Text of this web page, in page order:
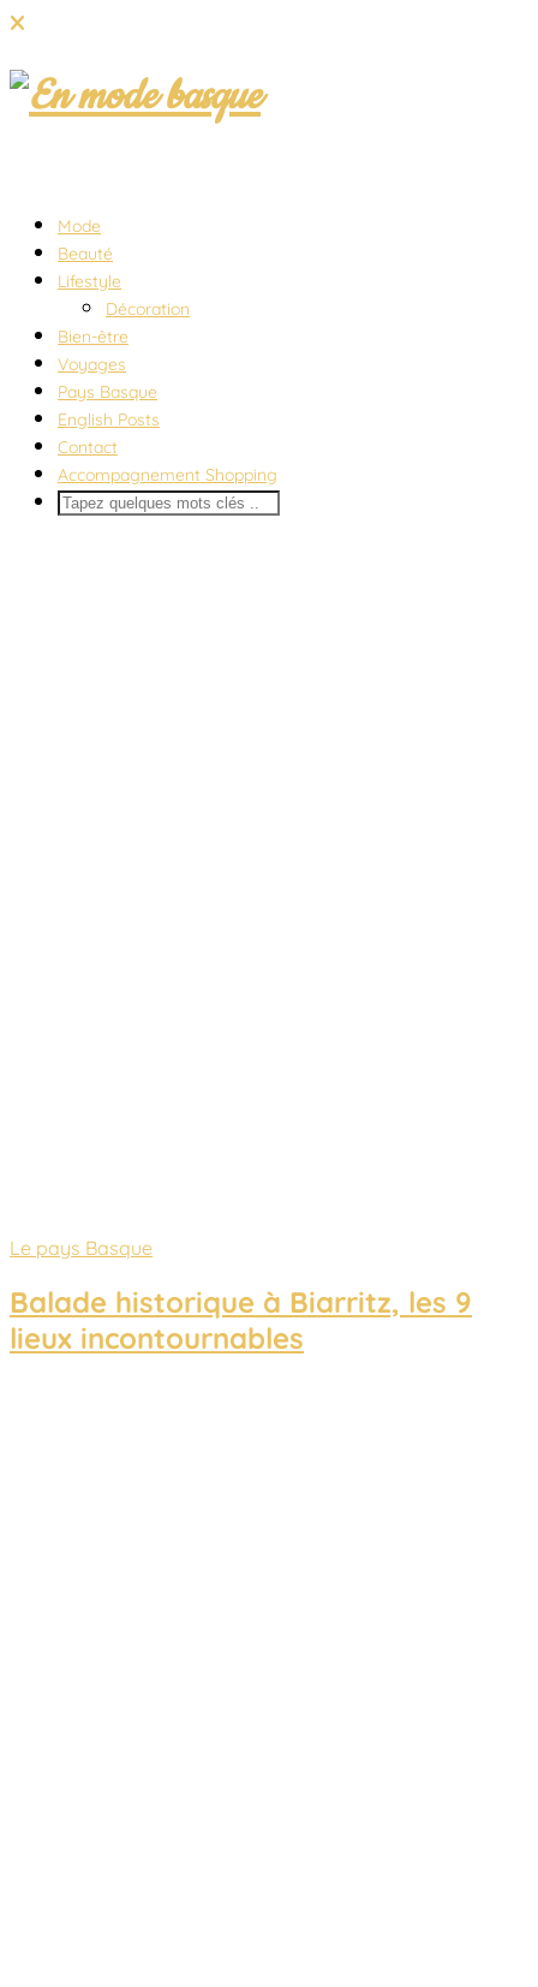
Mode
Beauté
Lifestyle
Décoration
Bien-être
Voyages
Pays Basque
English Posts
Contact
Accompagnement Shopping
Le pays Basque
Balade historique à Biarritz, les 9
lieux incontournables